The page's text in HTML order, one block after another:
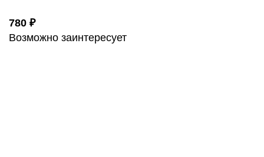
780 ₽
Возможно заинтересует